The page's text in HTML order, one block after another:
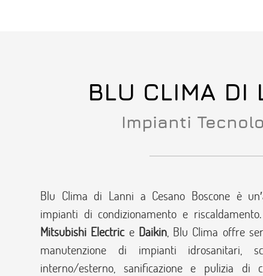
BLU CLIMA DI
Impianti
Blu Clima di Lanni a Cesano Boscone è
impianti di condizionamento e
Mitsubishi Electrice Daikin, Blu Clima offre
manutenzione di impianti idrosanitari,
interno/esterno, sanificazione e pulizia di